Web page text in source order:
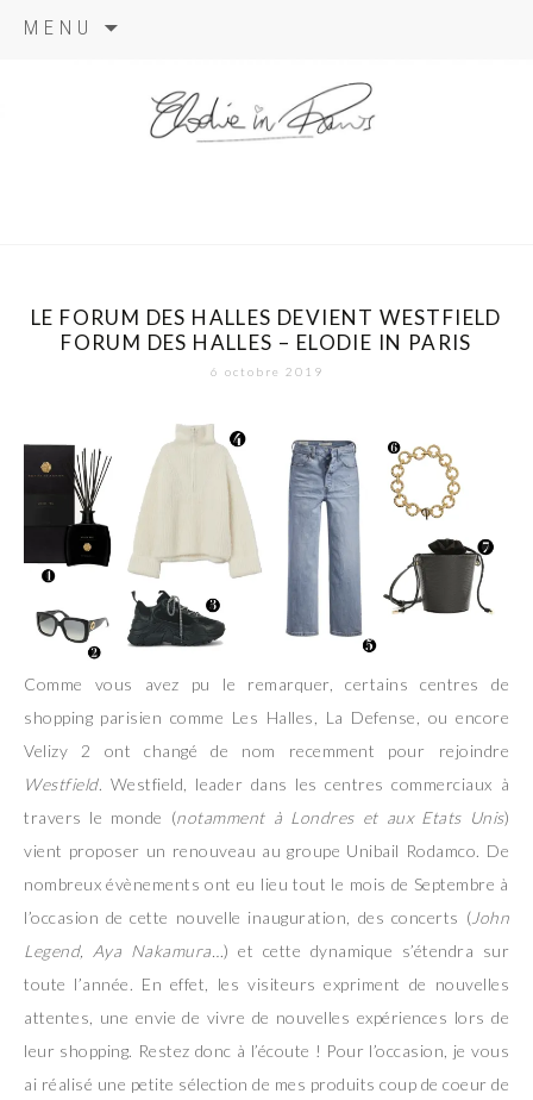
MENU
LE FORUM DES HALLES DEVIENT WESTFIELD
FORUM DES HALLES – ELODIE IN PARIS
6 octobre 2019
Comme vous avez pu le remarquer, certains centres de
shopping parisien comme Les Halles, La Defense, ou encore
Velizy 2 ont changé de nom recemment pour rejoindre
Westfield. Westfield, leader dans les centres commerciaux à
travers le monde (notamment à Londres et aux Etats Unis)
vient proposer un renouveau au groupe Unibail Rodamco. De
nombreux évènements ont eu lieu tout le mois de Septembre à
l’occasion de cette nouvelle inauguration, des concerts ( John
Legend, Aya Nakamura…) et cette dynamique s’étendra sur
toute l’année. En effet, les visiteurs expriment de nouvelles
attentes, une envie de vivre de nouvelles expériences lors de
leur shopping. Restez donc à l’écoute ! Pour l’occasion, je vous
ai réalisé une petite sélection de mes produits coup de coeur de